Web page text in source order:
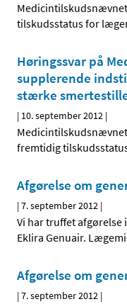
tilskudsstatus for
Høringssvar på
supplerende
stærke
| 10. september 2012 |
fremtidig
Afgørelse om
|7. september 2012 |
Vi har truffet
Eklira Genuair.
Afgørelse om
|7. september 2012 |